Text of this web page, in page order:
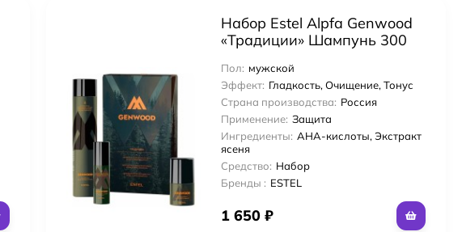
Набор Estel Alpfa Genwood
«Традиции» Шампунь 300
тела + спрей для ног 100 мл
Пол: мужской
Эффект: Гладкость, Очищение, Тонус
Страна производства: Россия
Применение: Защита
Ингредиенты: AHA-кислоты, Экстракт
ясеня
Средство: Набор
Бренды : ESTEL
1 650 ₽